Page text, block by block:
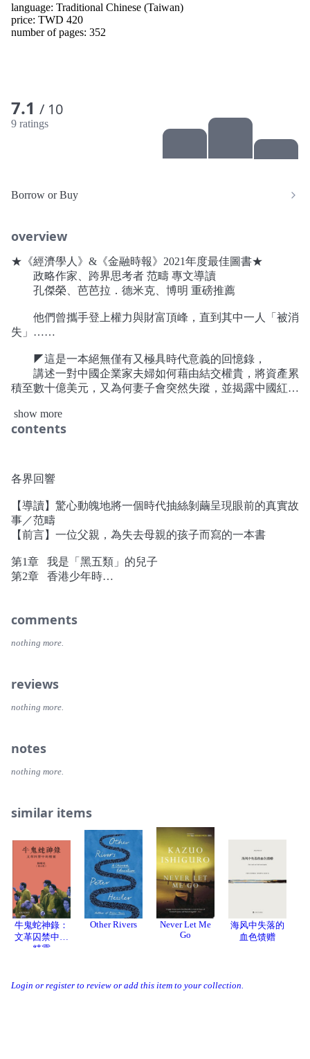
Login or register to review or add this item to your collection.
language: Traditional Chinese (Taiwan)
price: TWD 420
number of pages: 352
7.1 / 10
9 ratings
Borrow or Buy
overview
★《經濟學人》&《金融時報》2021年度最佳圖書★
政略作家、跨界思考者 范疇 專文導讀
孔傑榮、芭芭拉．德米克、博明 重磅推薦
他們曾攜手登上權力與財富頂峰，直到其中一人「被消
失」……
◤這是一本絕無僅有又極具時代意義的回憶錄，
講述一對中國企業家夫婦如何藉由結交權貴，將資產累
積至數十億美元，又為何妻子會突然失蹤，並揭露中國紅色
第二次國共內戰之後，沈棟身為律師的祖父有機會離開
富農、反革命分子、壞分子及右派分子）之一，這代表他們
永遠無法進入好學校、找到好工作。這意味著，沈棟也被迫
要在歧視和貧困中長大。生在這樣不光彩的貧窮人家，沈棟
倒有一個優勢，那就是「野心」。回顧這段歷程，沈棟的人
生與中國蛻變為超級強權的過程，竟是如此相似。
沈棟在美國完成大學學業後，為了成就一番事業，以及
抱持著建設祖國之理想，選擇回到中國經商。後來，他結識
兩人隨後憑藉頑強毅力和傑出的商業手腕，成功與中共前總
國的富豪階級。他們不僅重新形塑北京的城市風貌，也在北
▌在中國，權力是一切，錢算個老幾！
擠身中國年輕富豪之列的沈棟與段偉紅，也因此得以進
人知的豪奢生活，和高官之間腥風血雨的內部鬥爭手段。
然而在2017年9月5日，當沈棟與兒子一起居住在海外
答案。可是就在此書出版前夕，失蹤四年的段偉紅，突然來
在沈棟決定提筆寫這本書的那一刻起，就知道他將與中
共正式展開一場如「俄羅斯輪盤」的生死決鬥，而且也發覺
自己已被中共當局盯上──他已立下遺囑，確保所有事務都
安排妥當。
在此書中，沈棟揭發中國政權腐敗內幕，向讀者證實中
國企業家們有多依賴「人脈」，以及檯面下進行的「關係」
這本書，既是沈棟的故事，也是段偉紅的故事，儘管她
show more
contents
各界回響
【導讀】驚心動魄地將一個時代抽絲剝繭呈現眼前的真實故
事／范疇
【前言】一位父親，為失去母親的孩子而寫的一本書
第1章 我是「黑五類」的兒子
第2章 香港少年時
第5章 段偉紅
第7章 為溫家服務
第9章 一個由「關係」構成的社會
第10章 北京首都機場航空貨運物流中心
第11章 瘋狂的亞洲富人
第14章 紅色血脈，非常人所能理解
第16章 《紐約時報》披露溫氏家族巨額財產
第18章 冷血國度、兩線作戰
【結語】中華帝國，共產本質
【後記】本書出版後，所發生的那些事
comments
nothing more.
reviews
nothing more.
notes
nothing more.
similar items
牛鬼蛇神錄：
文革囚禁中的
精靈
Other Rivers
Never Let Me
Go
海风中失落的
血色馈赠